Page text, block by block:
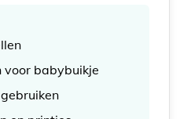
voor babybuikje